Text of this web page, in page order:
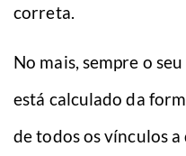
correta.
No mais, sempre o
está calculado da
de todos os vínculos